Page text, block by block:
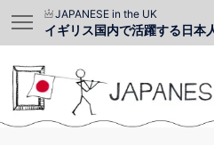
JAPANESE in the UK
イギリス国内で活躍する日本